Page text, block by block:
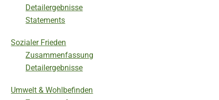
Detailergebnisse
Statements
Sozialer Frieden
Zusammenfassung
Detailergebnisse
Umwelt & Wohlbefinden